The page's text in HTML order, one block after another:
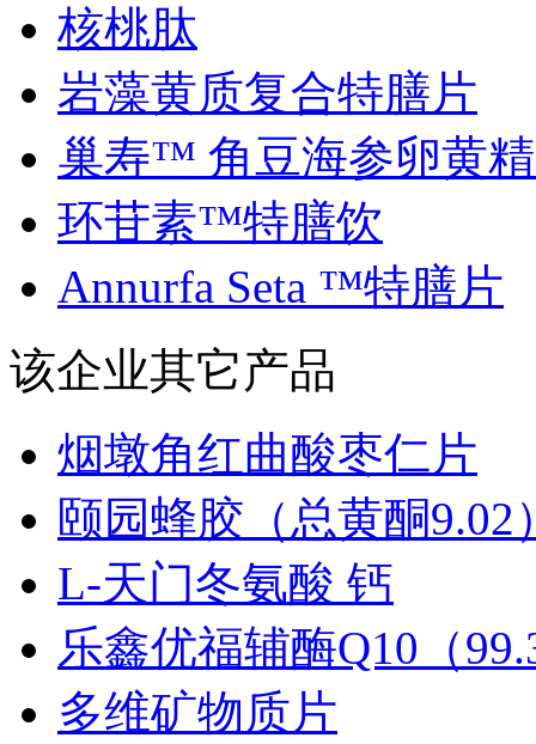
核桃肽
岩藻黄质复合特膳片
巢寿™ 角豆海参卵黄
环苷素™特膳饮
Annurfa Seta ™特膳片
该企业其它产品
烟墩角红曲酸枣仁片
颐园蜂胶（总黄酮9.02
L-天门冬氨酸 钙
乐鑫优福辅酶Q10（
多维矿物质片